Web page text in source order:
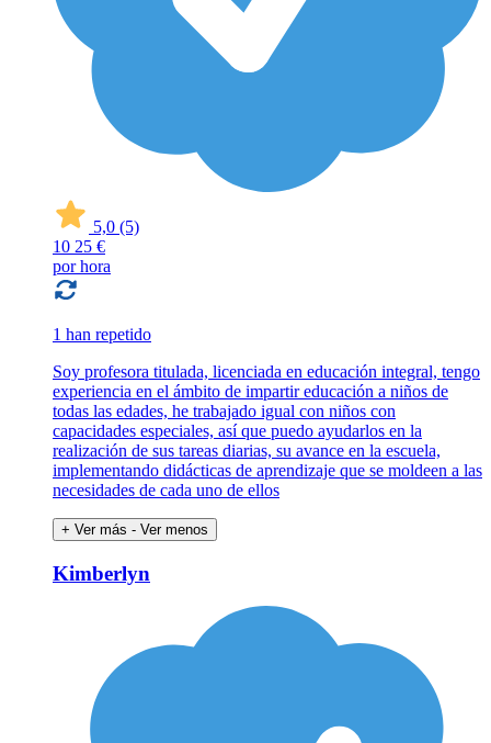
5,0 (5)
10 25 €
por hora
1 han repetido
Soy profesora titulada, licenciada en educación integral, tengo
experiencia en el ámbito de impartir educación a niños de
todas las edades, he trabajado igual con niños con
capacidades especiales, así que puedo ayudarlos en la
realización de sus tareas diarias, su avance en la escuela,
implementando didácticas de aprendizaje que se moldeen a las
necesidades de cada uno de ellos
+ Ver más - Ver menos
Kimberlyn